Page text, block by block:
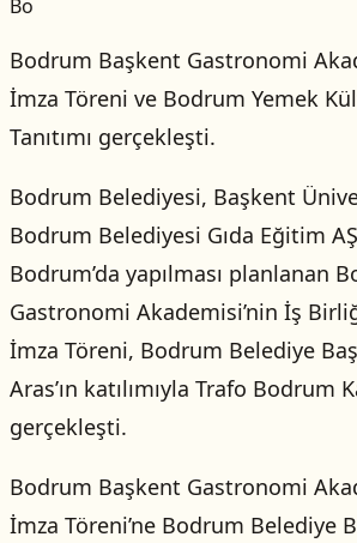
Bo
Bodrum Başkent Gastronomi
İmza Töreni ve Bodrum Yemek
Tanıtımı gerçekleşti.
Bodrum Belediyesi, Başkent
Bodrum Belediyesi Gıda Eğitim
Bodrum’da yapılması planlanan
Gastronomi Akademisi’nin İş
İmza Töreni, Bodrum Belediye
Aras’ın katılımıyla Trafo Bodrum
gerçekleşti.
Bodrum Başkent Gastronomi
İmza Töreni’ne Bodrum Belediye